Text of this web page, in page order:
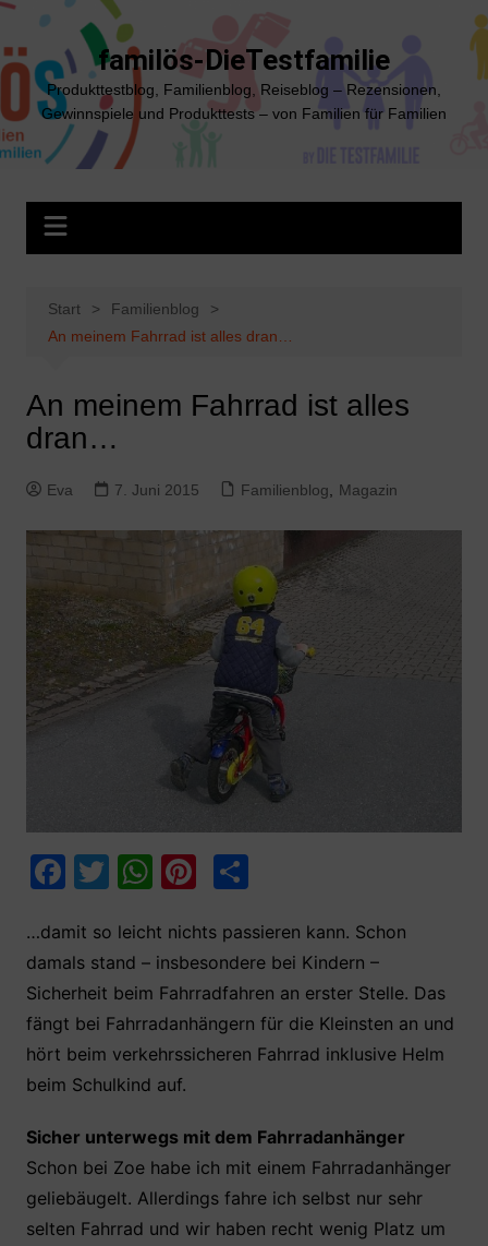
Zum
springen
familös-DieTestfamilie
Produkttestblog, Familienblog, Reiseblog – Rezensionen,
Gewinnspiele und Produkttests – von Familien für Familien
Start
Familienblog
An meinem Fahrrad ist alles dran…
An meinem Fahrrad ist alles
dran…
Eva 7. Juni 2015 Familienblog Magazin
F
c
e
b
o
o
T
itt
er
W
at
s
A
p
p
Pi
er
e
st
T
le
n
…damit so leicht nichts passieren kann. Schon
damals stand – insbesondere bei Kindern –
Sicherheit beim Fahrradfahren an erster Stelle. Das
fängt bei Fahrradanhängern für die Kleinsten an und
hört beim verkehrssicheren Fahrrad inklusive Helm
beim Schulkind auf.
Sicher unterwegs mit dem Fahrradanhänger
Schon bei Zoe habe ich mit einem Fahrradanhänger
geliebäugelt. Allerdings fahre ich selbst nur sehr
selten Fahrrad und wir haben recht wenig Platz um